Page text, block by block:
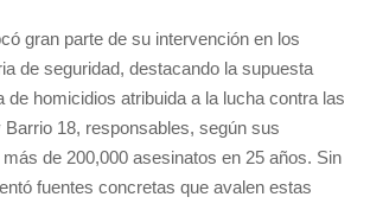
gran parte de su intervención en los
de seguridad, destacando la supuesta
de homicidios atribuida a la lucha contra las
Barrio 18, responsables, según sus
de 200,000 asesinatos en 25 años. Sin
fuentes concretas que avalen estas